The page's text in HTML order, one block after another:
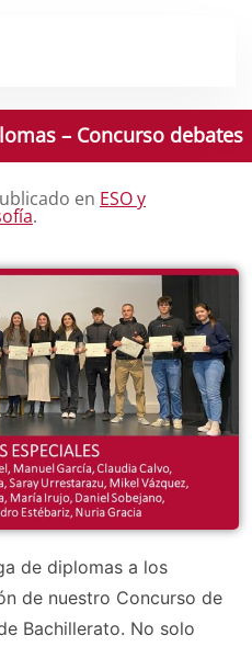
– Concurso debates
en ESO y
.
de diplomas a los
de nuestro Concurso de
Bachillerato. No solo